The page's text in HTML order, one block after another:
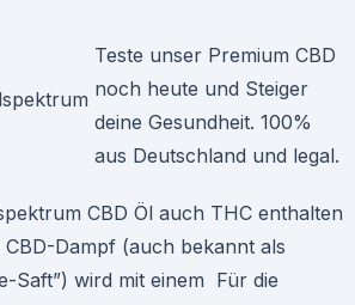
Teste unser Premium CBD
noch heute und Steiger
deine Gesundheit. 100%
aus Deutschland und legal.
CBD Öl auch THC enthalten
Dampf (auch bekannt als
Saft”) wird mit einem Für die